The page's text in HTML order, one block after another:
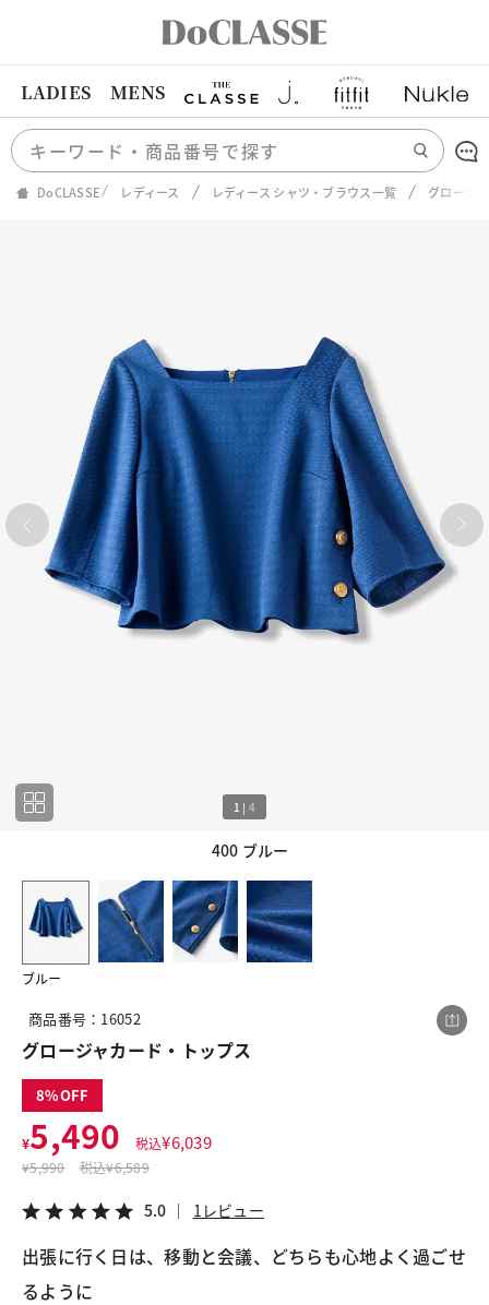
LADIES MENS
DoCLASSE レディース レディース シャツ・ブラウス一覧 グロージ
400 ブルー
1 | 4
ブルー
1 4
商品番号：16052
グロージャカード・トップス
8
¥5,490 税込¥6,039
¥5,990 税込¥6,589
5.0 1レビュー
出張に行く日は、移動と会議、どちらも心地よく過ごせ
るように
この商品をシェアする
¥5,490 税込¥6,039